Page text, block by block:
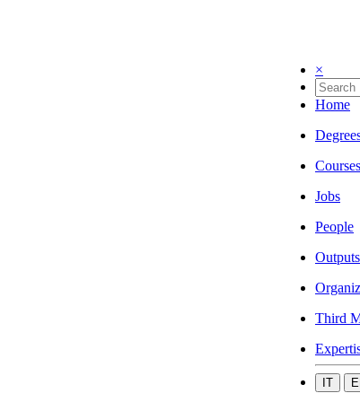
×
Home
Courses
Jobs
People
Outputs
Third
IT